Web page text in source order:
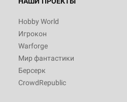
Hobby World
Игрокон
Warforge
Мир фантастики
Берсерк
CrowdRepublic